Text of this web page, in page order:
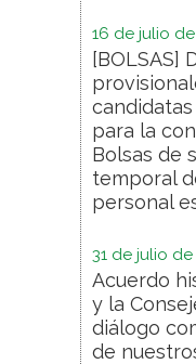
16 de julio
[BOLSAS]
para la
Bolsas de
temporal
personal
31 de julio de
Acuerdo
y la
diálogo
de